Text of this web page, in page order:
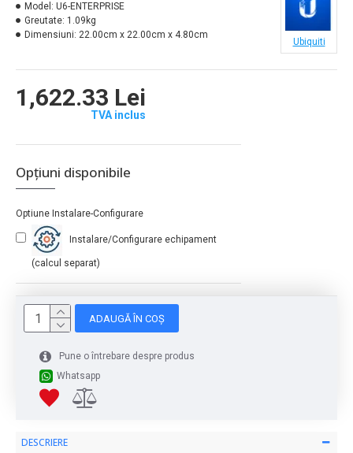
1,622.33 Lei
TVA inclus
Model: U6-ENTERPRISE
Greutate: 1.09kg
Dimensiuni: 22.00cm x 22.00cm x 4.80cm
Ubiquiti
Opțiuni disponibile
Optiune Instalare-Configurare
Instalare/Configurare echipament
(calcul separat)
ADAUGĂ ÎN COȘ
Pune o întrebare despre produs
Whatsapp
DESCRIERE